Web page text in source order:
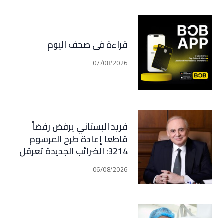
قراءة في صحف اليوم
07/08/2026
فريد البستاني يرفض رفضاً
قاطعاً إعادة طرح المرسوم
3214: الضرائب الجديدة تعرقل
التعافي الاقتصادي وتناقض
مبدأ الشراكة
06/08/2026